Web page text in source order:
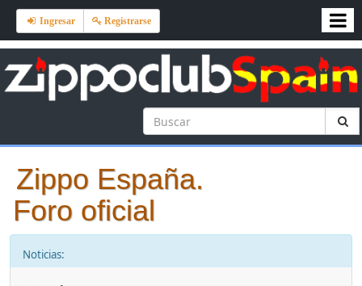
Ingresar Registrarse
Zippo España.
Foro oficial
Noticias: